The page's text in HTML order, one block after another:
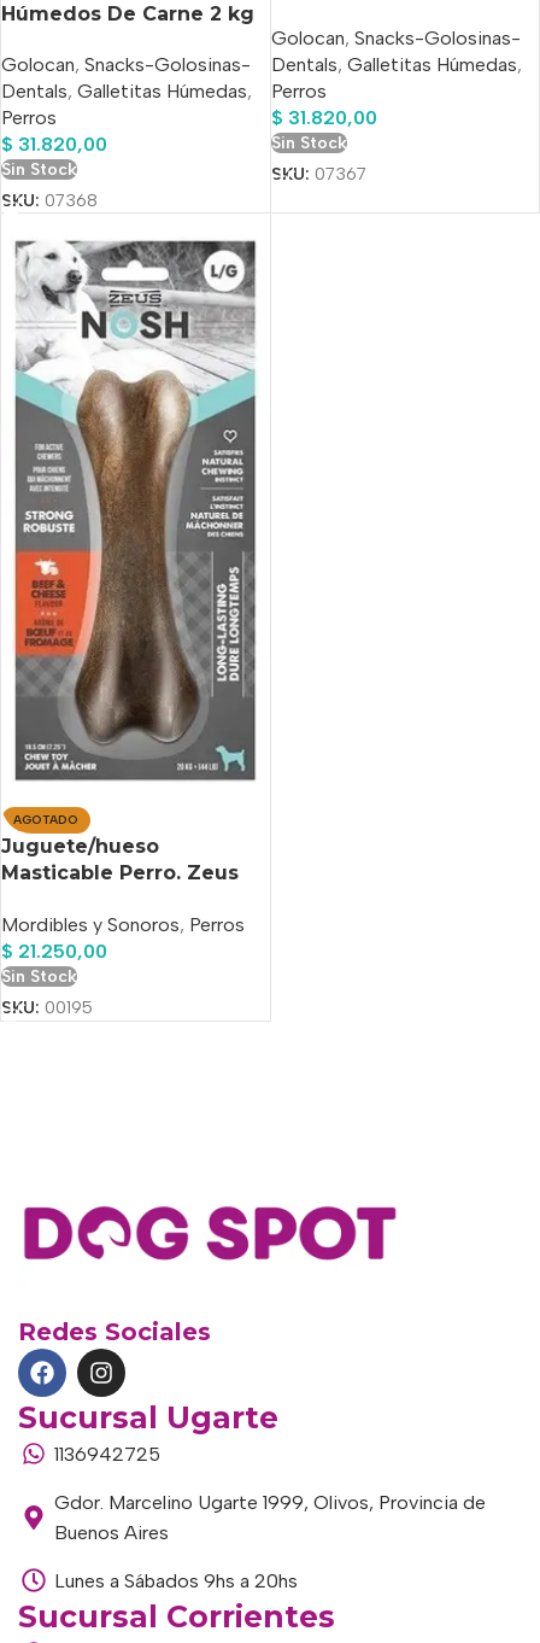
Húmedos De Carne 2 kg
Golocan, Snacks-Golosinas-
Dentals, Galletitas Húmedas,
Perros
$ 31.820,00
Sin Stock
SKU: 07368
Golocan, Snacks-Golosinas-
Dentals, Galletitas Húmedas,
Perros
$ 31.820,00
Sin Stock
SKU: 07367
AGOTADO
Juguete/hueso
Masticable Perro. Zeus
Color Marrón Oscuro
Carne Y Queso
Mordibles y Sonoros, Perros
$ 21.250,00
Sin Stock
SKU: 00195
Redes Sociales
Sucursal Ugarte
1136942725
Gdor. Marcelino Ugarte 1999, Olivos, Provincia de
Buenos Aires
Lunes a Sábados 9hs a 20hs
Sucursal Corrientes